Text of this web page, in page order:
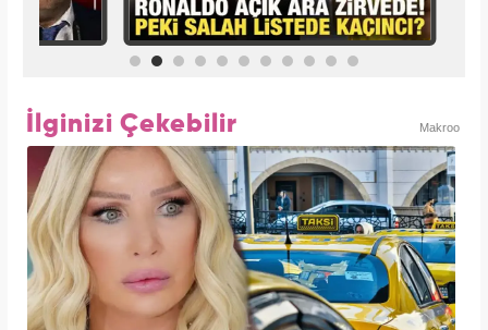
İlginizi Çekebilir Makroo